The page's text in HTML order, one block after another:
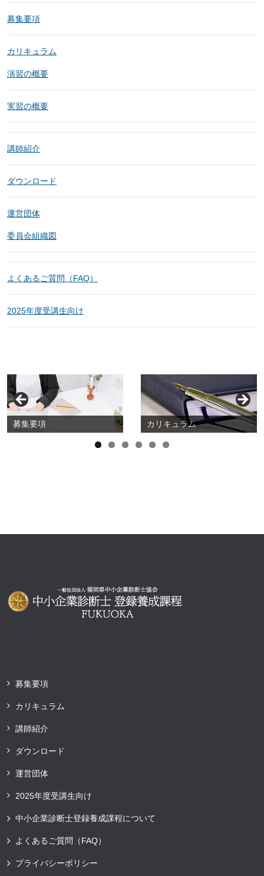
募集要項
カリキュラム
演習の概要
実習の概要
講師紹介
ダウンロード
運営団体
委員会組織図
よくあるご質問（FAQ）
2025年度受講生向け
募集要項 カリキュラム
募集要項
カリキュラム
講師紹介
ダウンロード
運営団体
2025年度受講生向け
中小企業診断士登録養成課程について
よくあるご質問（FAQ）
プライバシーポリシー